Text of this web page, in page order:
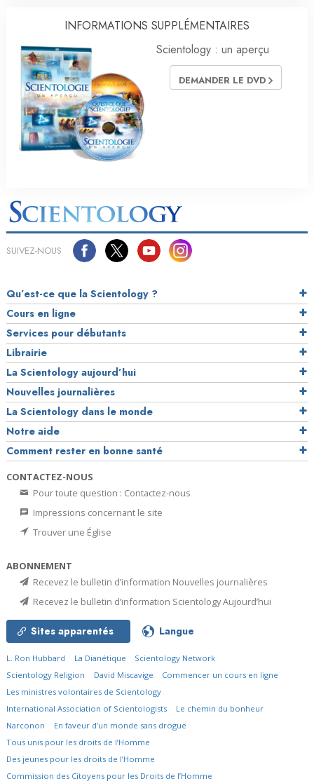
INFORMATIONS SUPPLÉMENTAIRES
Scientology : un aperçu
DEMANDER LE DVD
SUIVEZ-NOUS
Qu’est-ce que la Scientology ?
Cours en ligne
Services pour débutants
Librairie
La Scientology aujourd’hui
Nouvelles journalières
La Scientology dans le monde
Notre aide
Comment rester en bonne santé
CONTACTEZ-NOUS
Pour toute question : Contactez-nous
Impressions concernant le site
Trouver une Église
ABONNEMENT
Recevez le bulletin d’information Nouvelles journalières
Recevez le bulletin d’information Scientology Aujourd’hui
Sites apparentés Langue
L. Ron Hubbard La Dianétique
Scientology Network
Scientology Religion
David Miscavige
Commencer un cours en ligne
Les ministres volontaires de Scientology
International Association of Scientologists
Le chemin du bonheur
Narconon
En faveur d’un monde sans drogue
Tous unis pour les droits de l’Homme
Des jeunes pour les droits de l’Homme
Commission des Citoyens pour les Droits de l’Homme